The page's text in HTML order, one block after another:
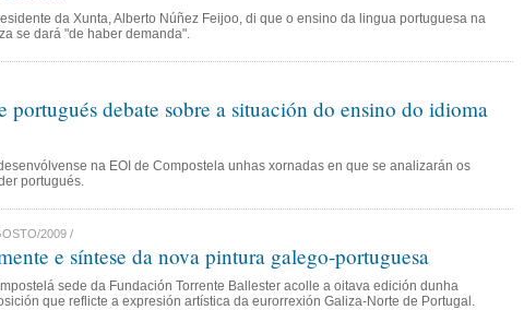
da Xunta, Alberto Núñez Feijoo, di que o ensino da lingua portuguesa na
se dará "de haber demanda".
portugués debate sobre a situación do ensino do idioma
na EOI de Compostela unhas xornadas en que se analizarán os
portugués.
2009 /
e síntese da nova pintura galego-portuguesa
sede da Fundación Torrente Ballester acolle a oitava edición dunha
que reflicte a expresión artística da eurorrexión Galiza-Norte de Portugal.